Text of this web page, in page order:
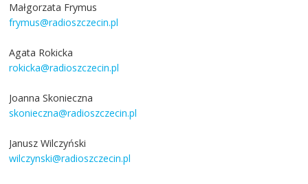
Małgorzata Frymus
frymus@radioszczecin.pl
Agata Rokicka
rokicka@radioszczecin.pl
Joanna Skonieczna
skonieczna@radioszczecin.pl
Janusz Wilczyński
wilczynski@radioszczecin.pl